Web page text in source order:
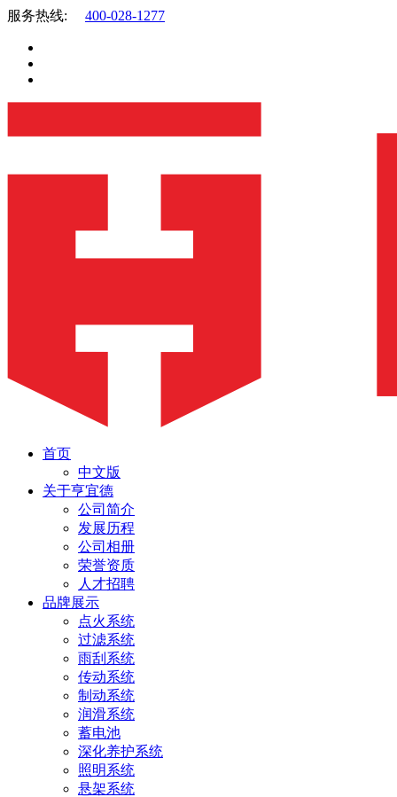
服务热线: 400-028-1277
首页
中文版
关于亨宜德
公司简介
发展历程
公司相册
荣誉资质
人才招聘
品牌展示
点火系统
过滤系统
雨刮系统
传动系统
制动系统
润滑系统
蓄电池
深化养护系统
照明系统
悬架系统